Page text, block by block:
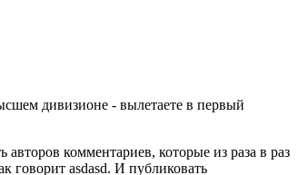
дивизионе - вылетаете в первый
комментариев, которые из раза в раз
говорит asdasd. И публиковать